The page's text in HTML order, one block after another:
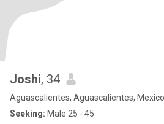
Joshi, 34
Aguascalientes, Aguascalientes, Mexico
Seeking: Male 25 - 45